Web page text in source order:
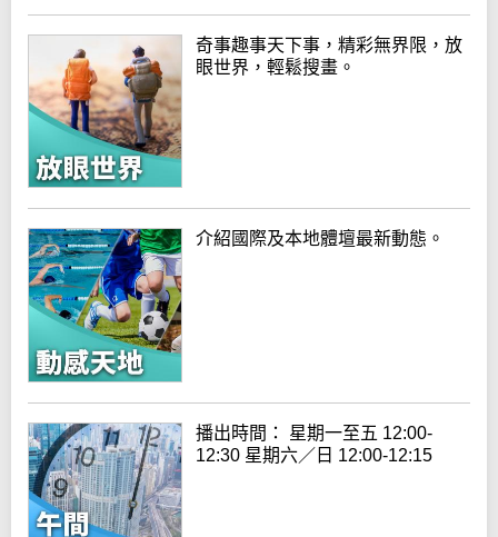
奇事趣事天下事，精彩無界限，放
眼世界，輕鬆搜畫。
介紹國際及本地體壇最新動態。
播出時間： 星期一至五 12:00-
12:30 星期六／日 12:00-12:15